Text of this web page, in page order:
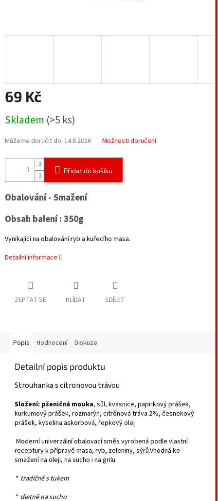
69 Kč
cena:
Skladem (>5 ks)
Můžeme doručit do: 14.8.2026 Možnosti doručení
Přidat do košíku
Obalování - Smažení
Obsah balení : 350g
Vynikající na obalování ryb a kuřecího masa.
Detailní informace
ZEPTAT SE HLÍDAT SDÍLET
Popis Hodnocení Diskuze
Detailní popis produktu
Strouhanka s citronovou trávou
Složení: pšeničná mouka, sůl, kvasnice, paprikový prášek,
kurkumový prášek, rozmarýn, citrónová tráva 2%, česnekový
prášek, kyselina askorbová, řepkový olej
Moderní univerzální obalovací směs vyrobená podle vlastní
receptury k přípravě masa, ryb, zeleniny, sýrů.Vhodná ke
smažení na oleji, na sucho i na grilu.
* tradičně s tukem
* dietně na sucho